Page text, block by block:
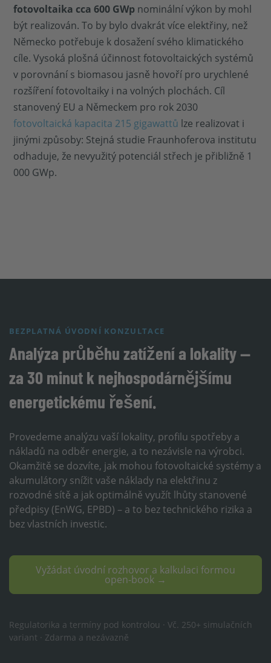
fotovoltaika cca 600 GWp nominální výkon by mohl
být realizován. To by bylo dvakrát více elektřiny, než
Německo potřebuje k dosažení svého klimatického
cíle. Vysoká plošná účinnost fotovoltaických systémů
v porovnání s biomasou jasně hovoří pro urychlené
rozšíření fotovoltaiky i na volných plochách. Cíl
stanovený EU a Německem pro rok 2030
fotovoltaická kapacita 215 gigawattů lze realizovat i
jinými způsoby: Stejná studie Fraunhoferova institutu
odhaduje, že nevyužitý potenciál střech je přibližně 1
000 GWp.
BEZPLATNÁ ÚVODNÍ KONZULTACE
Analýza průběhu zatížení a lokality —
za 30 minut k nejhospodárnějšímu
energetickému řešení.
Provedeme analýzu vaší lokality, profilu spotřeby a
nákladů na odběr energie, a to nezávisle na výrobci.
Okamžitě se dozvíte, jak mohou fotovoltaické systémy a
akumulátory snížit vaše náklady na elektřinu z
rozvodné sítě a jak optimálně využít lhůty stanovené
předpisy (EnWG, EPBD) – a to bez technického rizika a
bez vlastních investic.
Vyžádat úvodní rozhovor a kalkulaci formou
open-book →
Regulatorika a termíny pod kontrolou · Vč. 250+ simulačních
variant · Zdarma a nezávazně